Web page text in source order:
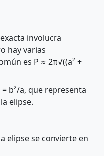
involucra
hay varias
es P ≈ 2π√((a² +
= b²/a, que representa
elipse.
elipse se convierte en